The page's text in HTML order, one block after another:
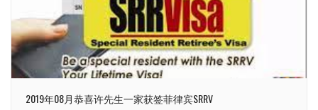
2019年08月恭喜许先生一家获签菲律宾SRRV